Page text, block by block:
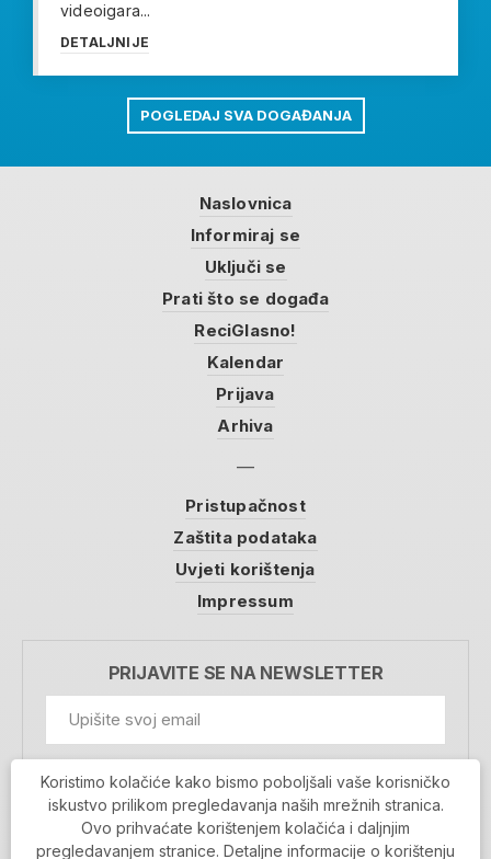
videoigara...
DETALJNIJE
POGLEDAJ SVA DOGAĐANJA
Naslovnica
Informiraj se
Uključi se
Prati što se događa
ReciGlasno!
Kalendar
Prijava
Arhiva
Pristupačnost
Zaštita podataka
Uvjeti korištenja
Impressum
PRIJAVITE SE NA NEWSLETTER
Prihvaćam da se moji podaci spremaju u bazu
podataka i koriste u svrhu slanja MojaRijeka
newslettera
Koristimo kolačiće kako bismo poboljšali vaše korisničko
iskustvo prilikom pregledavanja naših mrežnih stranica.
Ovo prihvaćate korištenjem kolačića i daljnjim
pregledavanjem stranice. Detaljne informacije o korištenju